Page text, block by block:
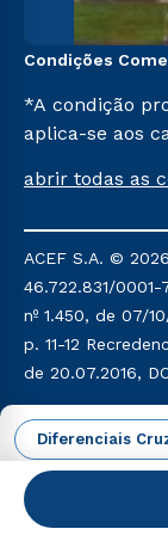
Diferenciais
Condições
*A condição
aplica-se aos
agendada, que
que ainda não
cancelado ou
Instituições
período de
aos cursos de
outra
abrir todas as
ACEF S.A. ©
46.722.831/
nº 1.450, de 07/
p. 11-12
de 20.07.2016,
Política de